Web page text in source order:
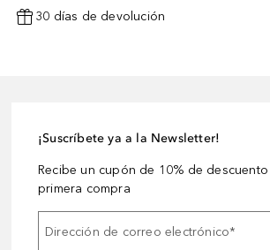
30 días de devolución
¡Suscríbete ya a la Newsletter!
Recibe un cupón de 10% de
primera compra
Dirección de correo electrónico*